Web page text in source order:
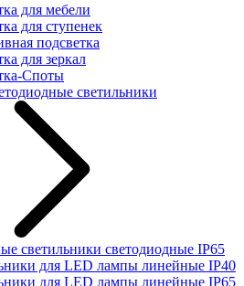
для мебели
для ступенек
подсветка
для зеркал
Споты
светильники
светильники светодиодные IP65
для LED лампы линейные IP40
для LED лампы линейные IP65